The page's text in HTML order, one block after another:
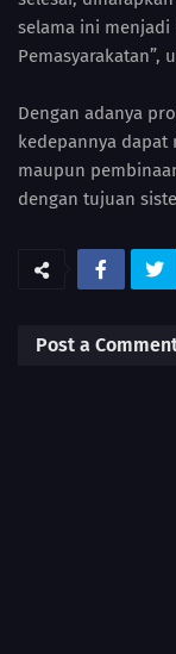
selama ini menjadi
Pemasyarakatan”,
Dengan adanya
kedepannya
maupun
dengan tujuan
Post a